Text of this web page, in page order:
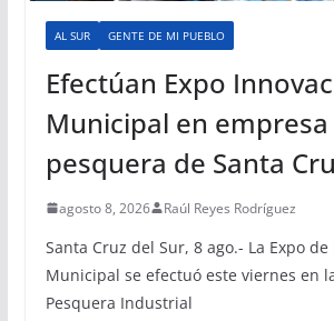
AL SUR GENTE DE MI PUEBLO
Efectúan Expo
Municipal en empresa
pesquera de Santa
agosto 8, 2026 Raúl Reyes Rodríguez
Santa Cruz del Sur, 8 ago.- La Expo
Municipal se efectuó este viernes en
Pesquera Industrial